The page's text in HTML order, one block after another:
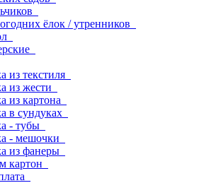
ёлок / утренников
из текстиля
из жести
из картона
в сундуках
- тубы
- мешочки
из фанеры
картон